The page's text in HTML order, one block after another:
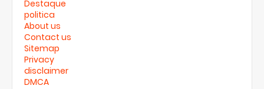
Destaque
politica
About us
Contact us
Sitemap
Privacy
disclaimer
DMCA